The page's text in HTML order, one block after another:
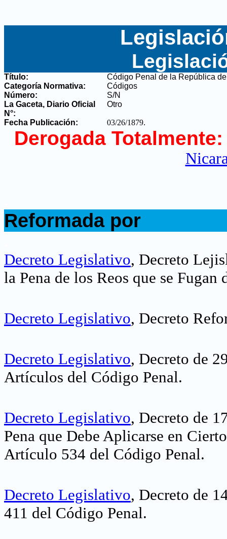
Título:
Código Penal de la República
Categoría Normativa:
Códigos
Número:
S/N
La Gaceta, Diario Oficial
N°:
Otro
Fecha Publicación: 03/26/1879.
Derogada Totalmente:
Reformada por
Decreto Legislativo, Decreto
la Pena de los Reos que se
Decreto Legislativo, Decreto
Decreto Legislativo, Decreto de
Artículos del Código Penal.
Decreto Legislativo, Decreto de
Pena que Debe Aplicarse en
Artículo 534 del Código Penal.
Decreto Legislativo, Decreto de
411 del Código Penal.